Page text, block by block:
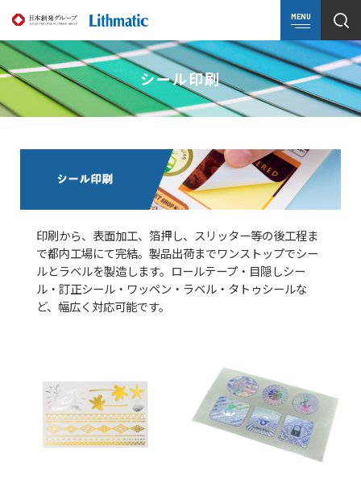
MENU
シール印刷
印刷から、表面加工、箔押し、スリッター等の後工程ま
で都内工場にて完結。製品出荷までワンストップでシー
ルとラベルを製造します。ロールテープ・目隠しシー
ル・訂正シール・ワッペン・ラベル・タトゥシールな
ど、幅広く対応可能です。